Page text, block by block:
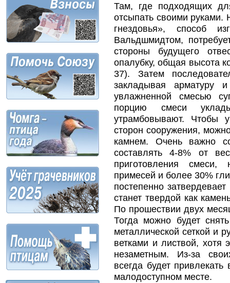
Там, где подходящих
отсыпать своими руками.
гнездовья», способ
Вальдшмидтом,
стороны будущего
опалубку, общая высота
37). Затем
закладывая арматуру
увлажненной смесью
порцию смеси
утрамбовывают. Чтобы
сторон сооружения,
камнем. Очень важно
составлять 4-8% от
приготовления смеси,
примесей и более 30%
постепенно
станет твердой как
По прошествии двух
Тогда можно будет
металлической сеткой и
ветками и листвой, хотя
незаметным. Из-за
всегда будет
малодоступном месте.